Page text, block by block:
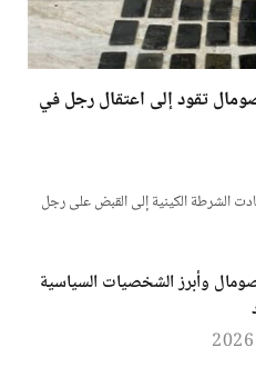
تقود إلى اعتقال رجل في
الشرطة الكينية إلى القبض على رجل
وأبرز الشخصيات السياسية